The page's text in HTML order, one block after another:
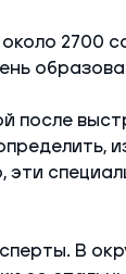
2700
после
эти
В